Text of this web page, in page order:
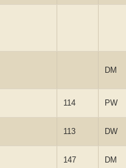
DM
114 PW
113 DW
147 DM